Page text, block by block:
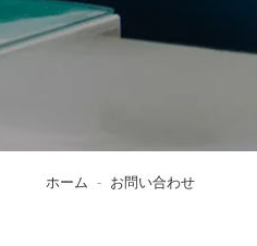
ホーム お問い合わせ